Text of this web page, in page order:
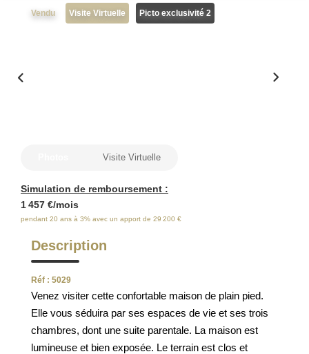
BIENS VENDUS
EXTRANET LOCATAIRES /
PROPRIÉTAIRES BAILLEURS
RÉSEAUX SOCIAUX
POLITIQUE DE CONFIDENTIALITÉ
Vendu Visite Virtuelle Picto exclusivité 2
Simulation de remboursement :
1 457 €/mois
pendant 20 ans à 3% avec un apport de 29 200 €
Visite Virtuelle
Description
Réf : 5029
Venez visiter cette confortable maison de plain pied.
Elle vous séduira par ses espaces de vie et ses trois
chambres, dont une suite parentale. La maison est
lumineuse et bien exposée. Le terrain est clos et